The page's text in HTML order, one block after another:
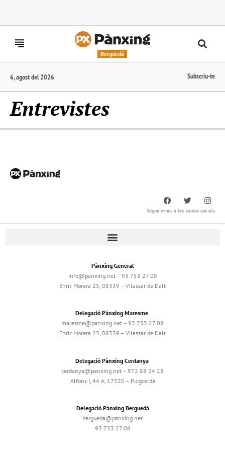
Berguedà
6, agost del 2026 Subscriu-te
Entrevistes
Segueix-nos a les xarxes socials
Pànxing General
info@panxing.net – 93 753 27 08
Enric Morera 25, 08339 – Vilassar de Dalt
Delegació Pànxing Maresme
maresme@panxing.net – 93 753 27 08
Enric Morera 25, 08339 – Vilassar de Dalt
Delegació Pànxing Cerdanya
cerdanya@panxing.net – 972 88 24 28
Alfons I, 44 A, 17520 – Puigcerdà
Delegació Pànxing Berguedà
bergueda@panxing.net
93 753 27 08